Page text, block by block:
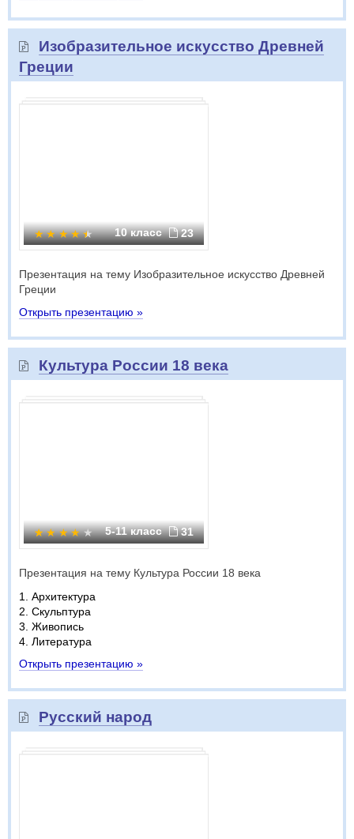
Изобразительное искусство Древней
Греции
10 класс 23
Презентация на тему Изобразительное искусство Древней
Греции
Открыть презентацию »
Культура России 18 века
5-11 класс 31
Презентация на тему Культура России 18 века
1. Архитектура
2. Скульптура
3. Живопись
4. Литература
Открыть презентацию »
Русский народ